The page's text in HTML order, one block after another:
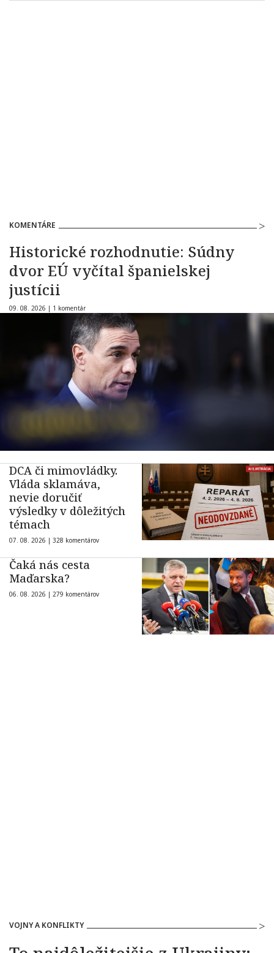
KOMENTÁRE
Historické rozhodnutie: Súdny
dvor EÚ vyčítal španielskej
justícii
09. 08. 2026 | 1 komentár
DCA či mimovládky.
Vláda sklamáva,
nevie doručiť
výsledky v dôležitých
témach
07. 08. 2026 | 328 komentárov
Čaká nás cesta
Maďarska?
06. 08. 2026 | 279 komentárov
VOJNY A KONFLIKTY